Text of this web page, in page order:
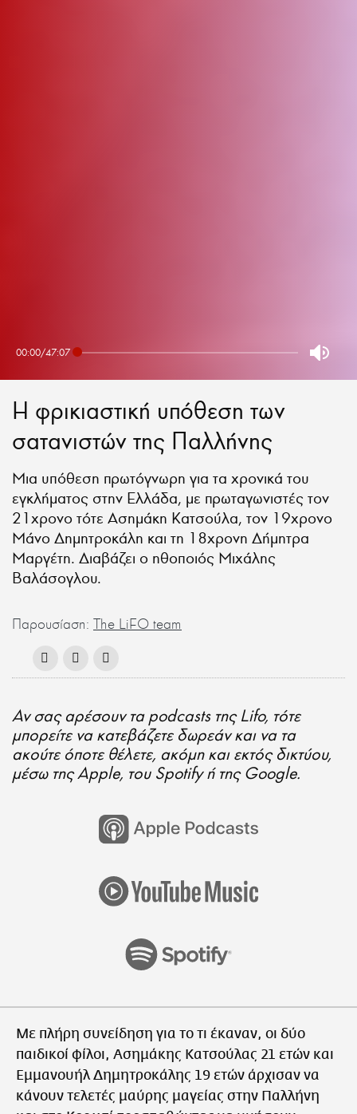
Η φρικιαστική υπόθεση των
σατανιστών της Παλλήνης
Μια υπόθεση πρωτόγνωρη για τα χρονικά του
εγκλήματος στην Ελλάδα, με πρωταγωνιστές τον
21χρονο τότε Ασημάκη Κατσούλα, τον 19χρονο
Μάνο Δημητροκάλη και τη 18χρονη Δήμητρα
Μαργέτη. Διαβάζει ο ηθοποιός Μιχάλης
Βαλάσογλου.
00:00/47:07
Παρουσίαση: The LiFO team
Αν σας αρέσουν τα podcasts της Lifo, τότε
μπορείτε να κατεβάζετε δωρεάν και να τα
ακούτε όποτε θέλετε, ακόμη και εκτός δικτύου,
μέσω της Apple, του Spotify ή της Google.
Με πλήρη συνείδηση για το τι έκαναν, οι δύο
παιδικοί φίλοι, Ασημάκης Κατσούλας 21 ετών και
Εμμανουήλ Δημητροκάλης 19 ετών άρχισαν να
κάνουν τελετές μαύρης μαγείας στην Παλλήνη